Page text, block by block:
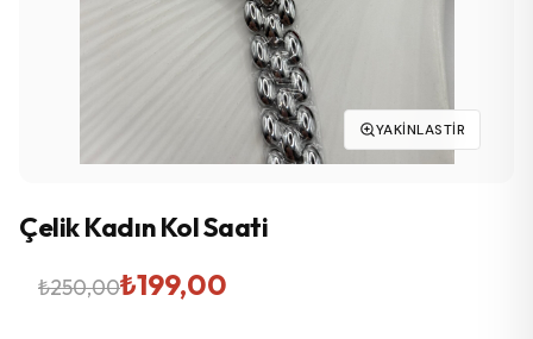
YAKINLASTIR
Çelik Kadın Kol Saati
₺250,00
Orijinal
₺199,00
Şu